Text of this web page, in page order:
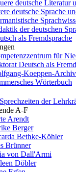
deutsche Literatur
deutsche Sprache
der deutschen
als Fremdsprache
für
Deutsch als
Koeppen-Archiv
Wörterbuch
der
A-F
Arendt
Berger
Bethke-Köhler
Brünner
von Dall'Armi
Döbler